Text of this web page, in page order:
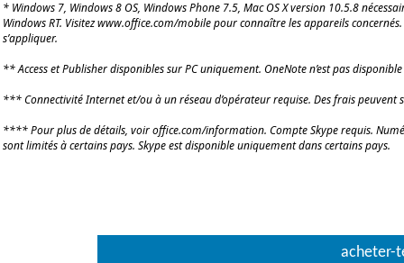
* Windows 7, Windows 8 OS, Windows Phone 7.5, Mac OS X version 10.5.8
Windows RT. Visitez www.office.com/mobile pour connaître les appareils
s’appliquer.
** Access et Publisher disponibles sur PC uniquement. OneNote n’est pas
*** Connectivité Internet et/ou à un réseau d’opérateur requise. Des frais peuvent
**** Pour plus de détails, voir office.com/information. Compte Skype requis.
sont limités à certains pays. Skype est disponible uniquement dans certains pays.
acheter-